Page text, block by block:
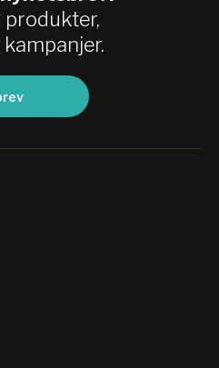
produkter,